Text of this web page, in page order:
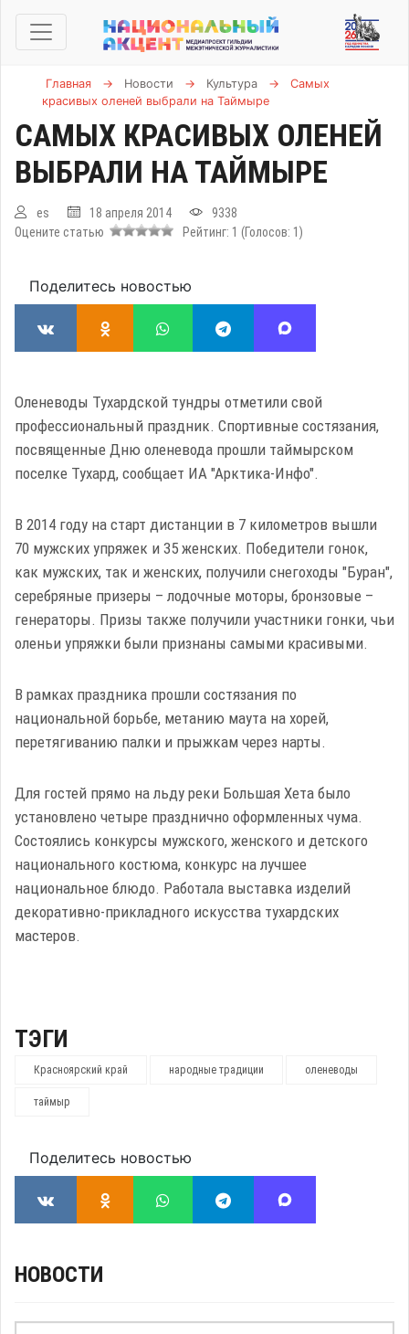
Главная → Новости → Культура →
Самых
красивых оленей выбрали на Таймыре
САМЫХ КРАСИВЫХ ОЛЕНЕЙ
ВЫБРАЛИ НА ТАЙМЫРЕ
es 18 апреля 2014
9338
Оцените статью
Рейтинг: 1 (Голосов: 1 )
Поделитесь новостью
Оленеводы Тухардской тундры отметили свой
профессиональный праздник. Спортивные состязания,
посвященные Дню оленевода прошли таймырском
поселке Тухард, сообщает ИА "Арктика-Инфо".
В 2014 году на старт дистанции в 7 километров вышли
70 мужских упряжек и 35 женских. Победители гонок,
как мужских, так и женских, получили снегоходы "Буран",
серебряные призеры – лодочные моторы, бронзовые –
генераторы. Призы также получили участники гонки, чьи
оленьи упряжки были признаны самыми красивыми.
В рамках праздника прошли состязания по
национальной борьбе, метанию маута на хорей,
перетягиванию палки и прыжкам через нарты.
Для гостей прямо на льду реки Большая Хета было
установлено четыре празднично оформленных чума.
Состоялись конкурсы мужского, женского и детского
национального костюма, конкурс на лучшее
национальное блюдо. Работала выставка изделий
декоративно-прикладного искусства тухардских
мастеров.
ТЭГИ
Красноярский край народные традиции оленеводы
таймыр
Поделитесь новостью
НОВОСТИ